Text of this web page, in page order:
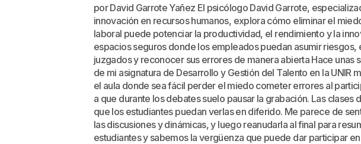
por David Garrote Yañez El psicólogo David Garrote,
innovación en recursos humanos, explora cómo eliminar el
laboral puede potenciar la productividad, el rendimiento y la
espacios seguros donde los empleados puedan asumir riesgos,
juzgados y reconocer sus errores de manera abierta Hace unas
de mi asignatura de Desarrollo y Gestión del Talento en la UNIR
el aula donde sea fácil perder el miedo cometer errores al
a que durante los debates suelo pausar la grabación. Las clases
que los estudiantes puedan verlas en diferido. Me parece de
las discusiones y dinámicas, y luego reanudarla al final para
estudiantes y sabemos la vergüenza que puede dar participar